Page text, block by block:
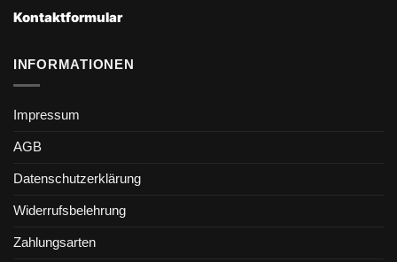
Kontaktformular
INFORMATIONEN
Impressum
AGB
Datenschutzerklärung
Widerrufsbelehrung
Zahlungsarten